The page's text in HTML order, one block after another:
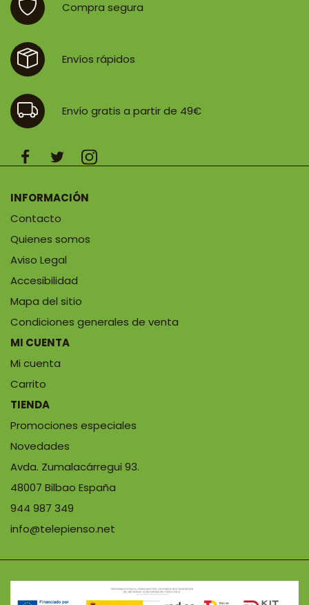
Compra segura
Envíos rápidos
Envío gratis a partir de 49€
INFORMACIÓN
Contacto
Quienes somos
Aviso Legal
Accesibilidad
Mapa del sitio
Condiciones generales de venta
MI CUENTA
Mi cuenta
Carrito
TIENDA
Promociones especiales
Novedades
Avda. Zumalacárregui 93.
48007 Bilbao España
944 987 349
info@telepienso.net